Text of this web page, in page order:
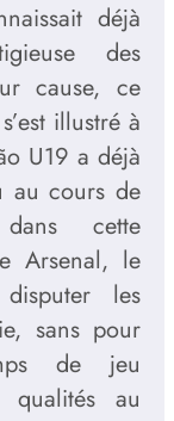
déjà
des
cause, ce
illustré à
U19 a déjà
au cours de
cette
Arsenal, le
les
sans pour
de jeu
qualités au